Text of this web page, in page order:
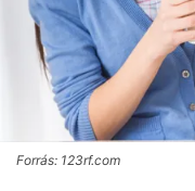
Forrás: 123rf.com